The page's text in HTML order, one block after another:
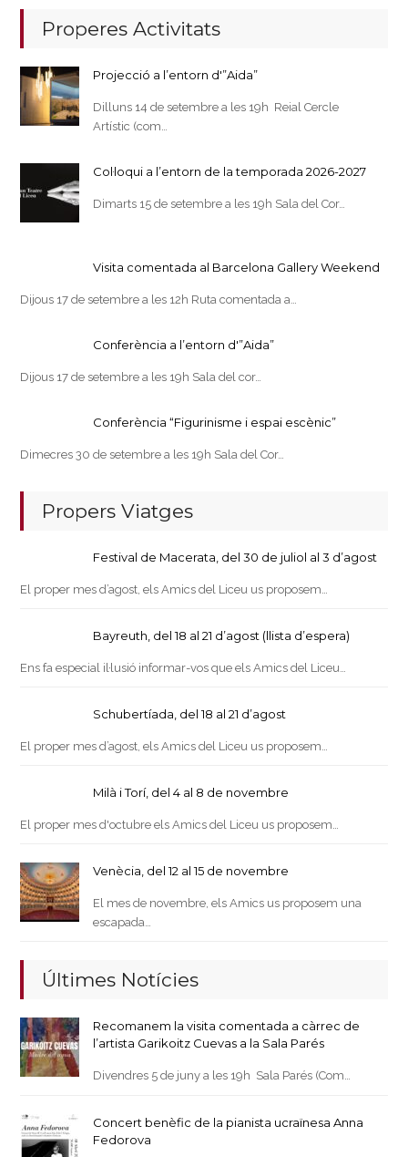
Properes Activitats
Projecció a l’entorn d'”Aida”
Dilluns 14 de setembre a les 19h Reial Cercle
Artístic (com…
Col·loqui a l’entorn de la temporada 2026-2027
Dimarts 15 de setembre a les 19h Sala del Cor…
Visita comentada al Barcelona Gallery Weekend
Dijous 17 de setembre a les 12h Ruta comentada a…
Conferència a l’entorn d'”Aida”
Dijous 17 de setembre a les 19h Sala del cor…
Conferència “Figurinisme i espai escènic”
Dimecres 30 de setembre a les 19h Sala del Cor…
Propers Viatges
Festival de Macerata, del 30 de juliol al 3 d’agost
El proper mes d’agost, els Amics del Liceu us proposem…
Bayreuth, del 18 al 21 d’agost (llista d’espera)
Ens fa especial il·lusió informar-vos que els Amics del Liceu…
Schubertíada, del 18 al 21 d’agost
El proper mes d’agost, els Amics del Liceu us proposem…
Milà i Torí, del 4 al 8 de novembre
El proper mes d'octubre els Amics del Liceu us proposem…
Venècia, del 12 al 15 de novembre
El mes de novembre, els Amics us proposem una
escapada…
Últimes Notícies
Recomanem la visita comentada a càrrec de
l’artista Garikoitz Cuevas a la Sala Parés
Divendres 5 de juny a les 19h Sala Parés (Com…
Concert benèfic de la pianista ucraïnesa Anna
Fedorova